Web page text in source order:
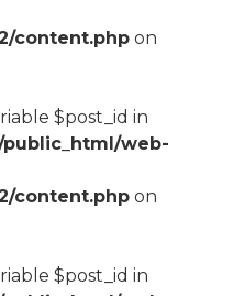
content.phpon
$post_id in
web-
content.phpon
$post_id in